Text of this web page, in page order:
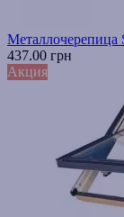
Металлочерепица
437.00 грн
Акция